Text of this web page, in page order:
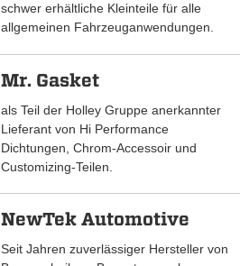
schwer erhältliche Kleinteile für alle
allgemeinen Fahrzeuganwendungen.
Mr. Gasket
als Teil der Holley Gruppe anerkannter
Lieferant von Hi Performance
Dichtungen, Chrom-Accessoir und
Customizing-Teilen.
NewTek Automotive
Seit Jahren zuverlässiger Hersteller von